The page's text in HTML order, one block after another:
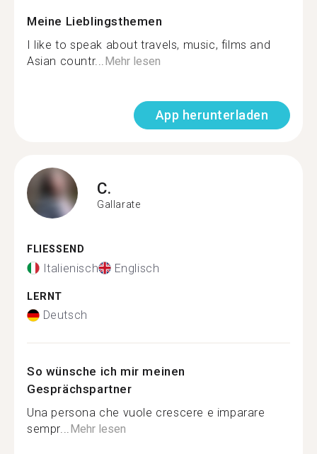
Meine Lieblingsthemen
I like to speak about travels, music, films and
Asian countr...Mehr lesen
App herunterladen
C.
Gallarate
FLIESSEND
Italienisch Englisch
LERNT
Deutsch
So wünsche ich mir meinen
Gesprächspartner
Una persona che vuole crescere e imparare
sempr...Mehr lesen